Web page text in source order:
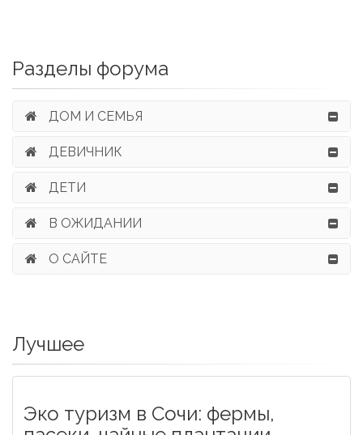
Разделы форума
ДОМ И СЕМЬЯ
ДЕВИЧНИК
ДЕТИ
В ОЖИДАНИИ
О САЙТЕ
Лучшее
Эко туризм в Сочи: фермы,